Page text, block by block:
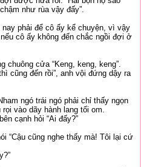
như rùa vậy đấy”.
nay phải để cô ấy kể chuyện, vì vậy
cô ấy không đến chắc ngồi đợi ở
chuông cửa “Keng, keng, keng”.
cũng đến rồi”, anh vội đứng dậy ra
ngó trái ngó phải chỉ thấy ngọn
vào dãy hành lang tối om.
cạnh hỏi “Ai đấy?”
“Cậu cũng nghe thấy mà! Tôi lại cứ